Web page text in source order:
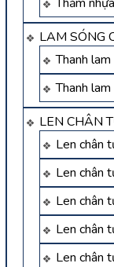
LAM SÓNG
Thanh
Thanh
LEN CHÂN
Len chân
Len chân
Len chân
Len chân
Len chân